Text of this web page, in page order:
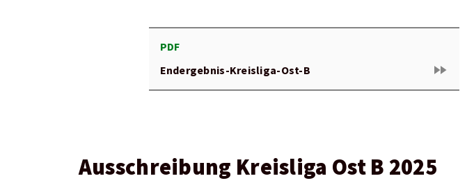
PDF
Endergebnis-Kreisliga-Ost-B
fast_forward
Ausschreibung Kreisliga Ost B 2025